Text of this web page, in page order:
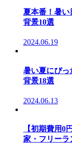
夏本番！暑い
背景10選
2024.06.19
暑い夏にぴっ
背景18選
2024.06.13
【初期費用0
家・フリーラ